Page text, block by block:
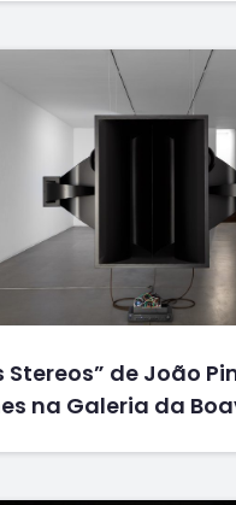
Stereos” de João
na Galeria da